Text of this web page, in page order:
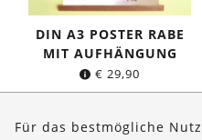
DIN A3 POSTER RABE
MIT AUFHÄNGUNG
€ 29,90
Für das bestmögliche